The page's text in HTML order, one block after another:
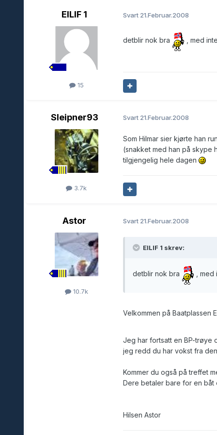
EILIF 1
15
Svart 21.Februar.2008
detblir nok bra , med
Sleipner93
3.7k
Svart 21.Februar.2008
Som Hilmar sier kjørte han
(snakket med han på skype
tilgjengelig hele dagen
Astor
10.7k
Svart 21.Februar.2008
EILIF 1 skrev:
detblir nok bra ,
Velkommen på Baatplassen
Jeg har fortsatt en BP-trøye
jeg redd du har vokst fra
Kommer du også på treffet
Dere betaler bare for en båt
Hilsen Astor